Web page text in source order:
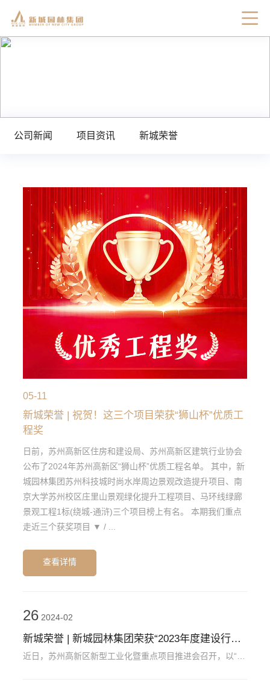
公司新闻 项目资讯 新城荣誉
05-11
新城荣誉 | 祝贺！这三个项目荣获“狮山杯”优质工
程奖
日前，苏州高新区住房和建设局、苏州高新区建筑行业协会
公布了2024年苏州高新区“狮山杯”优质工程名单。 其中，新
城园林集团苏州科技城时尚水岸周边景观改造提升项目、南
京大学苏州校区庄里山景观绿化提升工程项目、马环线绿廊
景观工程1标(绕城-通浒)三个项目榜上有名。 本期我们重点
走近三个获奖项目 ▼ / ...
查看详情
26 2024-02
新城荣誉 | 新城园林集团荣获“2023年度建设行业贡献奖”
近日，苏州高新区新型工业化暨重点项目推进会召开，以“新春第一会”的奋进姿态，深入学习贯彻习近平总书记关于新型工业化的重要论述和对江苏、苏州工作重要讲话重要指示精神，全面落实市委市政府关于新型工业化和重点项目建设的部署要求，进一步释放“开年就是开工、开工就要实干”的鲜明信号，迅速掀起推